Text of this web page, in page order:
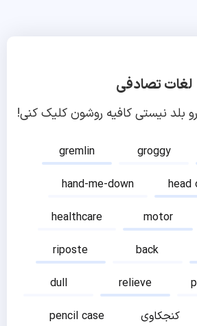
لغات تصادفی
بلد نیستی کافیه روشون کلیک کنی!
gremlin groggy
hand-me-down
head
healthcare
motor
riposte
back
dull
relieve
pencil case
کنجکاوی